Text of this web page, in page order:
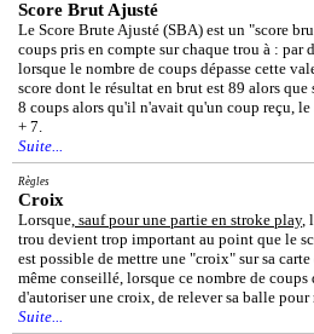
Score Brut Ajusté
Le Score Brute Ajusté (SBA) est un "score
coups pris en compte sur chaque trou à : par
lorsque le nombre de coups dépasse cette
score dont le résultat en brut est 89 alors
8 coups alors qu'il n'avait qu'un coup reçu, le
+ 7.
Suite...
Règles
Croix
Lorsque, sauf pour une partie en stroke play,
trou devient trop important au point que le
est possible de mettre une "croix" sur sa
même conseillé, lorsque ce nombre de
d'autoriser une croix, de relever sa balle pour
Suite...